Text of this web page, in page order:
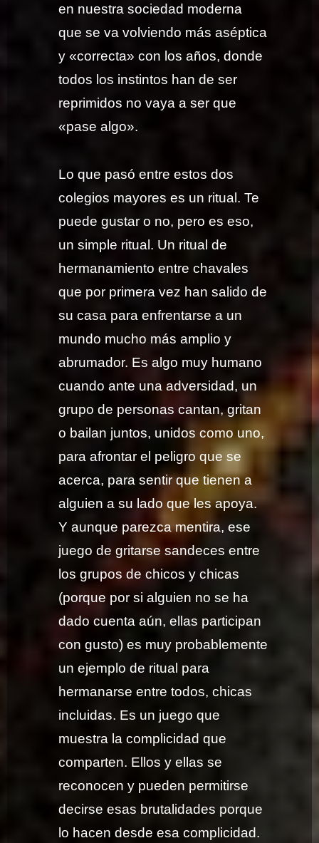
en nuestra sociedad moderna
que se va volviendo más aséptica
y «correcta» con los años, donde
todos los instintos han de ser
reprimidos no vaya a ser que
«pase algo».
Lo que pasó entre estos dos
colegios mayores es un ritual. Te
puede gustar o no, pero es eso,
un simple ritual. Un ritual de
hermanamiento entre chavales
que por primera vez han salido de
su casa para enfrentarse a un
mundo mucho más amplio y
abrumador. Es algo muy humano
cuando ante una adversidad, un
grupo de personas cantan, gritan
o bailan juntos, unidos como uno,
para afrontar el peligro que se
acerca, para sentir que tienen a
alguien a su lado que les apoya.
Y aunque parezca mentira, ese
juego de gritarse sandeces entre
los grupos de chicos y chicas
(porque por si alguien no se ha
dado cuenta aún, ellas participan
con gusto) es muy probablemente
un ejemplo de ritual para
hermanarse entre todos, chicas
incluidas. Es un juego que
muestra la complicidad que
comparten. Ellos y ellas se
reconocen y pueden permitirse
decirse esas brutalidades porque
lo hacen desde esa complicidad.